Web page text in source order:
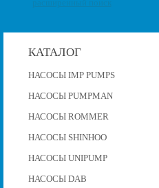
КАТАЛОГ
НАСОСЫ IMP PUMPS
НАСОСЫ PUMPMAN
НАСОСЫ ROMMER
НАСОСЫ SHINHOO
НАСОСЫ UNIPUMP
НАСОСЫ DAB